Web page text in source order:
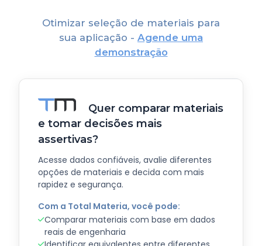
Otimizar seleção de materiais para
sua aplicação - Agende uma
demonstração
Quer comparar materiais
e tomar decisões mais
assertivas?
Acesse dados confiáveis, avalie diferentes
opções de materiais e decida com mais
rapidez e segurança.
Com a Total Materia, você pode:
Comparar materiais com base em dados
reais de engenharia